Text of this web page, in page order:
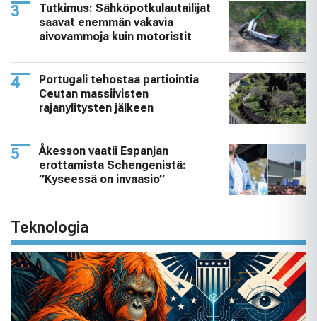
Tutkimus: Sähköpotkulautailijat
saavat enemmän vakavia
aivovammoja kuin motoristit
Portugali tehostaa partiointia
Ceutan massiivisten
rajanylitysten jälkeen
Åkesson vaatii Espanjan
erottamista Schengenistä:
”Kyseessä on invaasio”
Teknologia